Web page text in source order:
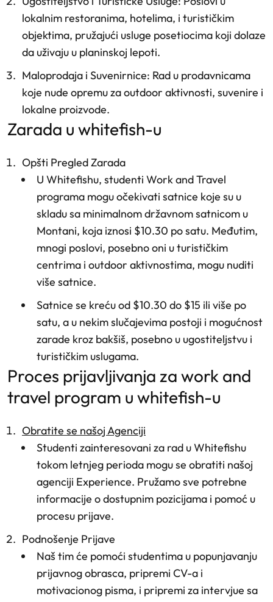
lokalnim restoranima, hotelima, i turističkim
objektima, pružajući usluge posetiocima koji dolaze
da uživaju u planinskoj lepoti.
Maloprodaja i Suvenirnice: Rad u prodavnicama
koje nude opremu za outdoor aktivnosti, suvenire i
lokalne proizvode.
zarada u whitefish-u
Opšti Pregled Zarada
U Whitefishu, studenti Work and Travel
programa mogu očekivati satnice koje su u
skladu sa minimalnom državnom satnicom u
Montani, koja iznosi $10.30 po satu. Međutim,
mnogi poslovi, posebno oni u turističkim
centrima i outdoor aktivnostima, mogu nuditi
više satnice.
Satnice se kreću od $10.30 do $15 ili više po
satu, a u nekim slučajevima postoji i mogućnost
zarade kroz bakšiš, posebno u ugostiteljstvu i
turističkim uslugama.
proces prijavljivanja za work and
travel program u whitefish-u
Obratite se našoj Agenciji
Studenti zainteresovani za rad u Whitefishu
tokom letnjeg perioda mogu se obratiti našoj
agenciji Experience. Pružamo sve potrebne
informacije o dostupnim pozicijama i pomoć u
procesu prijave.
Podnošenje Prijave
Naš tim će pomoći studentima u popunjavanju
prijavnog obrasca, pripremi CV-a i
motivacionog pisma, i pripremi za intervjue sa